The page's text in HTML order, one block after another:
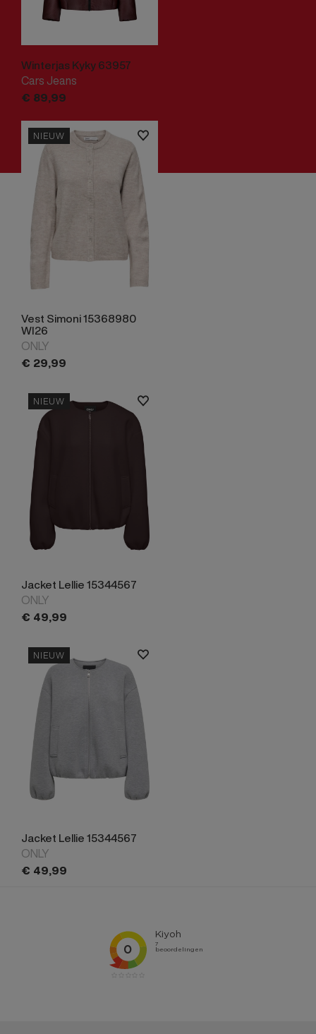
Winterjas Kyky 63957
Cars Jeans
€ 89,99
NIEUW
Vest Simoni 15368980
WI26
ONLY
€ 29,99
NIEUW
Jacket Lellie 15344567
ONLY
€ 49,99
NIEUW
Jacket Lellie 15344567
ONLY
€ 49,99